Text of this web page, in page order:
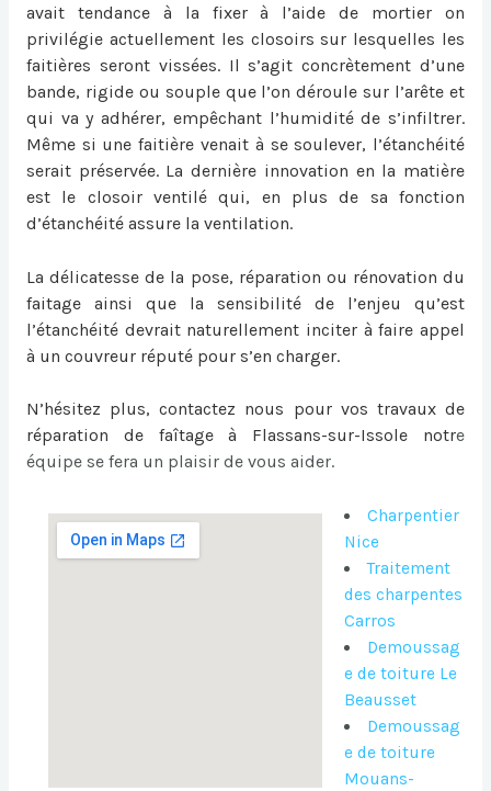
avait tendance à la fixer à l’aide de mortier on
privilégie actuellement les closoirs sur lesquelles les
faitières seront vissées. Il s’agit concrètement d’une
bande, rigide ou souple que l’on déroule sur l’arête et
qui va y adhérer, empêchant l’humidité de s’infiltrer.
Même si une faitière venait à se soulever, l’étanchéité
serait préservée. La dernière innovation en la matière
est le closoir ventilé qui, en plus de sa fonction
d’étanchéité assure la ventilation.
La délicatesse de la pose, réparation ou rénovation du
faitage ainsi que la sensibilité de l’enjeu qu’est
l’étanchéité devrait naturellement inciter à faire appel
à un couvreur réputé pour s’en charger.
N’hésitez plus, contactez nous pour vos travaux de
réparation de faîtage à Flassans-sur-Issole notre
équipe se fera un plaisir de vous aider.
Charpentier
Nice
Traitement
des charpentes
Carros
Demoussag
e de toiture Le
Beausset
Demoussag
e de toiture
Mouans-